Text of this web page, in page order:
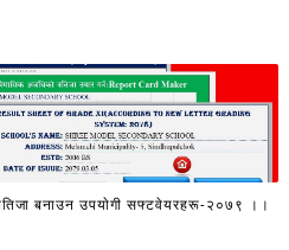
बनाउन उपयाेगी सफ्टवेयरहरू-२०७९ ।।